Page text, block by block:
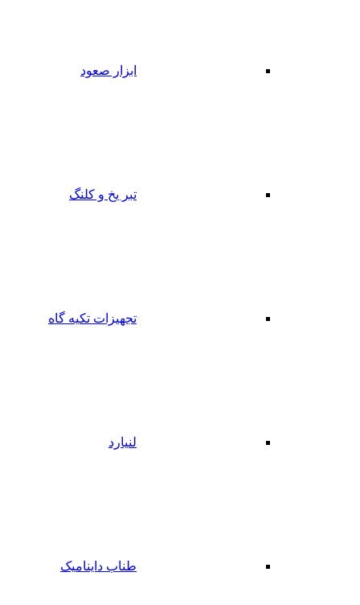
ابزار صعود
تبر یخ و کلنگ
تجهیزات تکیه گاه
لنیارد
طناب داینامیک